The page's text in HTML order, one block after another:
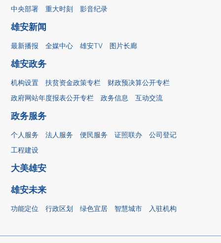
中央部署 重大时刻 影音纪录
雄安新闻
最新播报 全媒中心 雄安TV 图片长廊
雄安政务
机构设置 扶贫资金政策专栏
财政预决算公开专栏
政府网站年度报表公开专栏
政务信息 互动交流
政务服务
个人服务 法人服务 便民服务 证照联办
公司登记
工程建设
大美雄安
雄安未来
功能定位 行政区划 绿色宜居 智慧城市 入驻机构